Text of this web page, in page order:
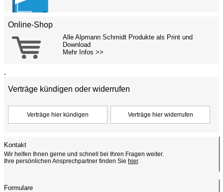
Online-Shop
Alle Alpmann Schmidt Produkte als Print und
Download
Mehr Infos >>
.
Verträge kündigen oder widerrufen
Kontakt
Wir helfen Ihnen gerne und schnell bei Ihren Fragen weiter.
Ihre persönlichen Ansprechpartner finden Sie hier.
Formulare